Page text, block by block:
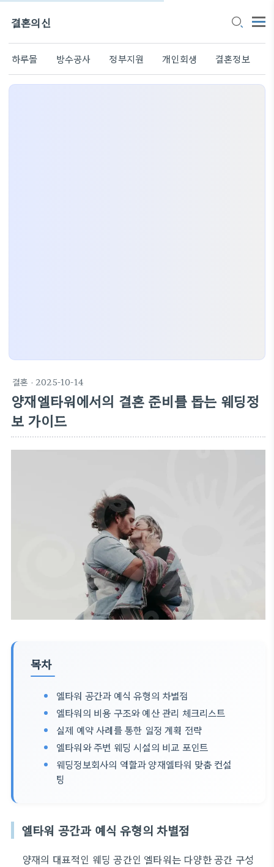
결혼의신
하루몰 방수공사 정부지원 개인회생 결혼정보
결혼 · 2025-10-14
양재엘타워에서의 결혼 준비를 돕는 웨딩정
보 가이드
목차
엘타워 공간과 예식 유형의 차별점
엘타워의 비용 구조와 예산 관리 체크리스트
실제 예약 사례를 통한 일정 계획 전략
엘타워와 주변 웨딩 시설의 비교 포인트
웨딩정보회사의 역할과 양재엘타워 맞춤 컨설
팅
엘타워 공간과 예식 유형의 차별점
양재의 대표적인 웨딩 공간인 엘타워는 다양한 공간 구성